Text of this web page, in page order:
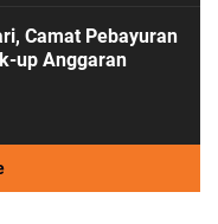
Camat Pebayuran
up Anggaran